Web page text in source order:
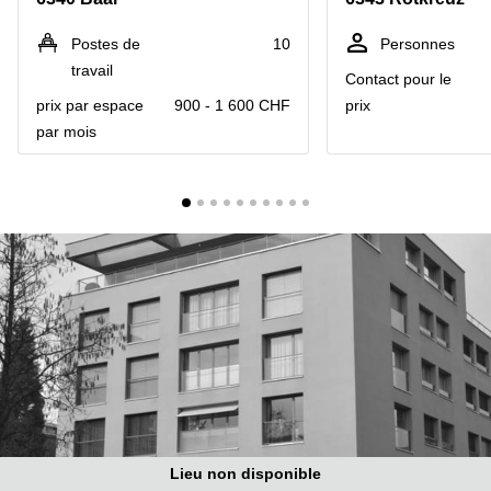
Coworking
Coworking
Coworking
Basel
Coworking
Neuchâtel
Coworking
Bienne
Coworking
Nyon
Coworking
Versoix
Coworking
la Cité
de la
Rue de la
Corraterie
5 Genève
Place
Casa-
Bamba
1-3
Genève
Rue de
Lausanne
Postes de
travail
10
prix par espace
par mois
900 - 1 600 CHF
Personnes
Contact pour le
prix
Lieu non disponible